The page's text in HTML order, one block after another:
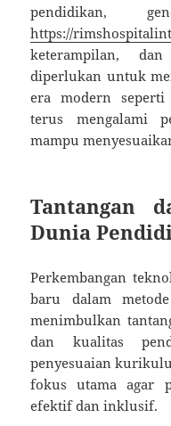
pendidikan,
https://
keterampilan,
diperlukan untuk
era modern seperti
terus mengalami
mampu
Tantangan
Dunia
Perkembangan
baru dalam
menimbulkan
dan kualitas
penyesuaian
fokus utama agar
efektif dan inklusif.